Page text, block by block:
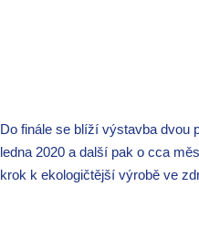
Do finále se blíží výstavba dvou
ledna 2020 a další pak o cca
krok k ekologičtější výrobě ve